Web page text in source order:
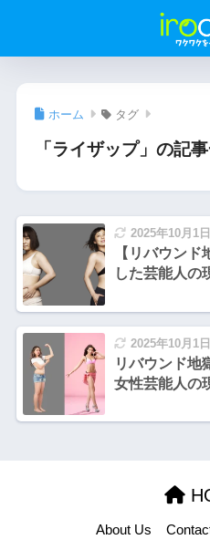
ホーム タグ
「ライザップ」の記
2025年10月1日
【リバウン
した芸能人の
2025年10月1日
リバウンド地
女性芸能人の
About Us